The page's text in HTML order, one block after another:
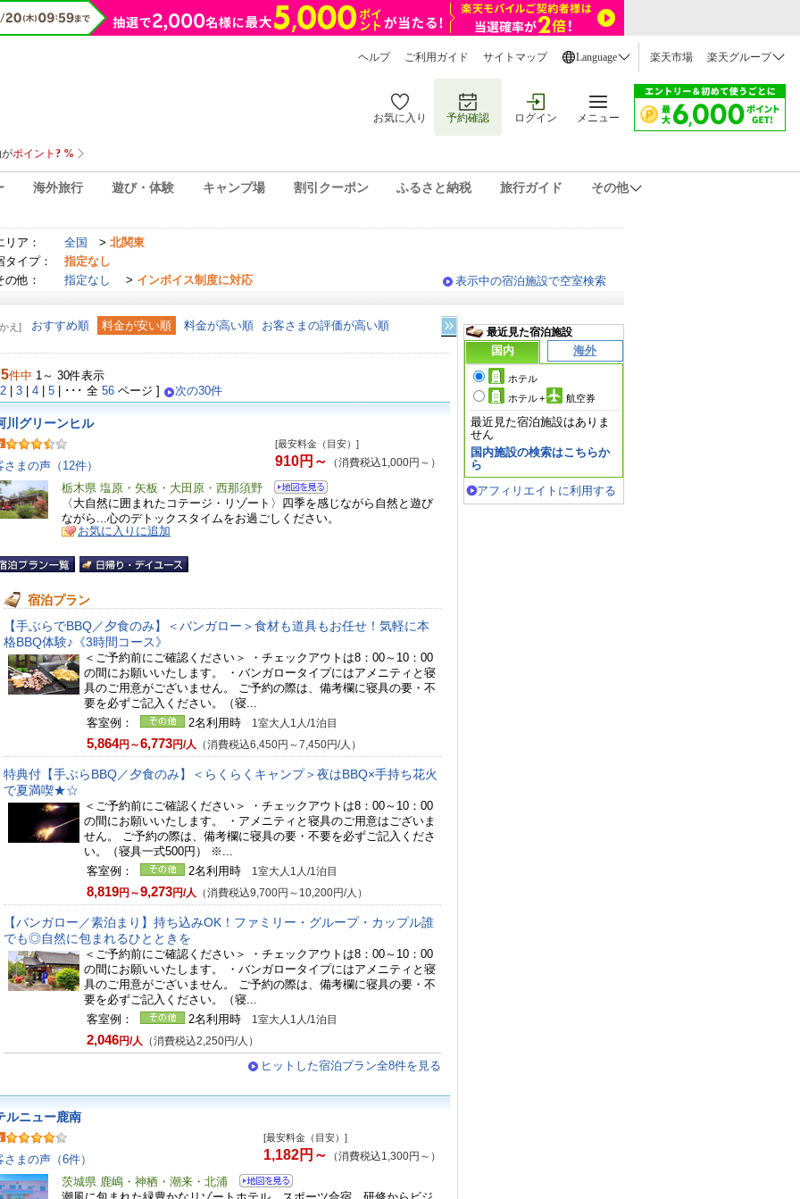
ヘルプ ご利用ガイド サイトマップ Language 楽天市場 楽天グループ
お気に入り 予約確認 ログイン メニュー
海外旅行 遊び・体験 キャンプ場 割引クーポン ふるさと納税 旅行ガイド その他
リア： 全国 > 北関東
タイプ：
指定なし
の他：
指定なし > インボイス制度に対応 表示中の宿泊施設で空室検索
え] おすすめ順 料金が安い順 料金が高い順 お客さまの評価が高い順
件中 1～ 30件表示
2
3 4 5 | ･･･ 全 56 ページ ] 次の30件
川グリーンヒル
さまの声（12件）
[最安料金（目安）]
910円～ （消費税込1,000円～）
栃木県 塩原・矢板・大田原・西那須野
〈大自然に囲まれたコテージ・リゾート〉四季を感じながら自然と遊び
ながら...心のデトックスタイムをお過ごしください。
お気に入りに追加
宿泊プラン
【手ぶらでBBQ／夕食のみ】＜バンガロー＞食材も道具もお任せ！気軽に本
格BBQ体験♪《3時間コース》
＜ご予約前にご確認ください＞ ・チェックアウトは8：00～10：00
の間にお願いいたします。 ・バンガロータイプにはアメニティと寝
具のご用意がございません。 ご予約の際は、備考欄に寝具の要・不
要を必ずご記入ください。（寝...
客室例：
2名利用時 1室大人1人/1泊目
5,864円～6,773円/人 （消費税込6,450円～7,450円/人）
特典付【手ぶらBBQ／夕食のみ】＜らくらくキャンプ＞夜はBBQ×手持ち花火
で夏満喫★☆
＜ご予約前にご確認ください＞ ・チェックアウトは8：00～10：00
の間にお願いいたします。 ・アメニティと寝具のご用意はございま
せん。 ご予約の際は、備考欄に寝具の要・不要を必ずご記入くださ
い。（寝具一式500円） ※...
客室例：
2名利用時 1室大人1人/1泊目
8,819円～9,273円/人 （消費税込9,700円～10,200円/人）
【バンガロー／素泊まり】持ち込みOK！ファミリー・グループ・カップル誰
でも◎自然に包まれるひとときを
＜ご予約前にご確認ください＞ ・チェックアウトは8：00～10：00
の間にお願いいたします。 ・バンガロータイプにはアメニティと寝
具のご用意がございません。 ご予約の際は、備考欄に寝具の要・不
要を必ずご記入ください。（寝...
客室例：
2名利用時 1室大人1人/1泊目
2,046円/人 （消費税込2,250円/人）
ヒットした宿泊プラン全8件を見る
ルニュー鹿南
さまの声（6件）
[最安料金（目安）]
1,182円～ （消費税込1,300円～）
茨城県 鹿嶋・神栖・潮来・北浦
最近見た宿泊施設
国内
海外
ホテル
ホテル+ 航空券
最近見た宿泊施設はありま
せん
国内施設の検索はこちらか
ら
アフィリエイトに利用する